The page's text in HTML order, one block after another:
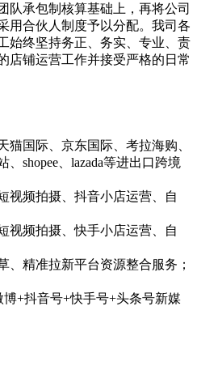
队承包制核算基础上，再将公司
用合伙人制度予以分配。我司各
始终坚持务正、务实、专业、责
店铺运营工作并接受严格的日常
猫国际、京东国际、考拉海购、
shopee、lazada等进出口跨境
视频拍摄、抖音小店运营、自
视频拍摄、快手小店运营、自
、精准拉新平台资源整合服务；
+抖音号+快手号+头条号新媒